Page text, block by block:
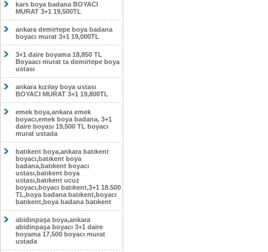
kars boya badana BOYACI
MURAT 3+1 19,500TL
ankara demirtepe boya badana
boyacı murat 3+1 19,000TL
3+1 daire boyama 18,850 TL
Boyaacı murat ta demirtepe boya
ustası
ankara kızılay boya ustası
BOYACI MURAT 3+1 19,800TL
emek boya,ankara emek
boyacı,emek boya badana, 3+1
daire boyası 19,500 TL boyacı
murat ustada
batıkent boya,ankara batıkent
boyacı,batıkent boya
badana,batıkent boyacı
ustası,batıkent boya
ustası,batıkent ucuz
boyacı,boyacı batıkent,3+1 18.500
TL,boya badana batıkent,boyacı
batıkent,boya badana batıkent
abidinpaşa boya,ankara
abidinpaşa boyacı 3+1 daire
boyama 17,500 boyacı murat
ustada